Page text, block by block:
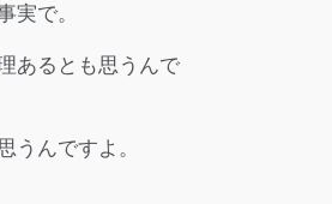
実で。
あるとも思うんで
んですよ。